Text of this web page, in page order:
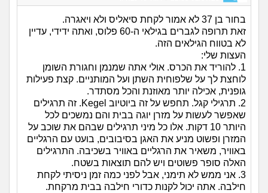
בחור בן 37 לא אמור לקחת סיאליס ולא ויאגרה.
זאת תרופה לגברים בגילאי ה-60 פלוס, ואתה ידידי, עדיין
לא בטווח הגילאים הזה.
העצות שלי:
1. להוריד את הכרס. אולי אתה שמנמן וחגורת השומן
לוחצת לך על שלפוחית השתן ועל המותניים. קצת פעילות
גופנית, אכילה יותר מאוזנת והכל מסתדר.
2. תרגילי קגל. תחפש על זה ביוטיוב Kegel. זה תרגילים
שאפשר לעשות על מזרן יוגה בבית והם נמשכים לכל
היותר 10 דקות. אלו כל מיני תרגילים שבהם את שוכב על
המזרן ופשוט מניע את האגן בסיבובים, בועט עם הרגליים
באוויר, משאיר את הרגליים באוויר בשכיבה. התרגילים
האלה סופר פשוטים ויש להם תוצאות בשטח.
3. אני ממש לא תימני, אבל לפני כמה זמן ניסיתי לקחת
חילבה. אתה יכול לקנות כדורי חילבה בבית מרקחת.